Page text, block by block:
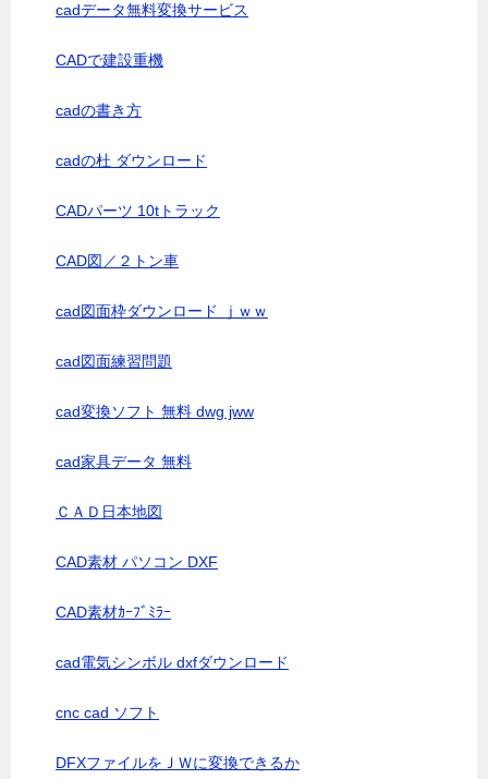
cadデータ無料変換サービス
CADで建設重機
cadの書き方
cadの杜 ダウンロード
CADパーツ 10tトラック
CAD図／２トン車
cad図面枠ダウンロード ｊｗｗ
cad図面練習問題
cad変換ソフト 無料 dwg jww
cad家具データ 無料
ＣＡＤ日本地図
CAD素材 パソコン DXF
CAD素材ｶｰﾌﾞﾐﾗｰ
cad電気シンボル dxfダウンロード
cnc cad ソフト
DFXファイルをＪＷに変換できるか